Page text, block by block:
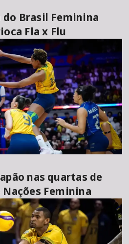
do Brasil Feminina
Fla x Flu
nas quartas de
Feminina